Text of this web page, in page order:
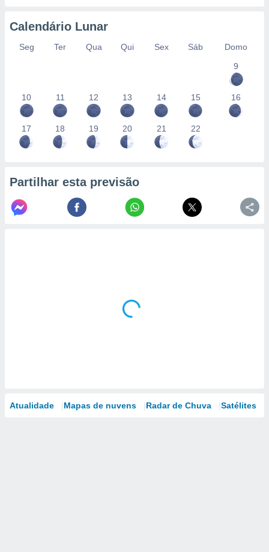
Calendário Lunar
Seg Ter Qua Qui Sex Sáb
Domo
9
10 11 12 13 14 15 16
17 18 19 20 21 22
Partilhar esta previsão
Atualidade Mapas de nuvens Radar de Chuva Satélites